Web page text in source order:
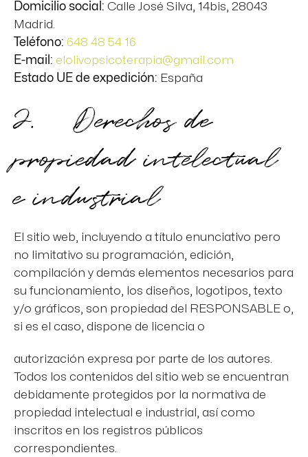
Domicilio social: Calle José Silva, 14bis, 28043
Madrid.
Teléfono: 648 48 54 16
E-mail: elolivopsicoterapia@gmail.com
Estado UE de expedición: España
2. Derechos de
propiedad intelectual
e industrial
El sitio web, incluyendo a título enunciativo pero
no limitativo su programación, edición,
compilación y demás elementos necesarios para
su funcionamiento, los diseños, logotipos, texto
y/o gráficos, son propiedad del RESPONSABLE o,
si es el caso, dispone de licencia o
autorización expresa por parte de los autores.
Todos los contenidos del sitio web se encuentran
debidamente protegidos por la normativa de
propiedad intelectual e industrial, así como
inscritos en los registros públicos
correspondientes.